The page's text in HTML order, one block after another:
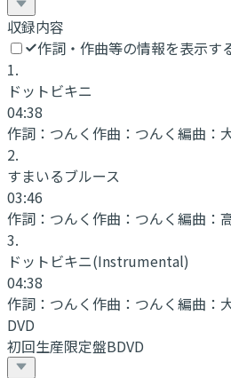
収録内容
作詞・作曲等の情報を表示す
1.
ドットビキニ
04:38
作詞： つんく作曲： つんく編曲：
2.
すまいるブルース
03:46
作詞： つんく作曲： つんく編曲：
3.
ドットビキニ(Instrumental)
04:38
作詞： つんく作曲： つんく編曲：
DVD
初回生産限定盤BDVD